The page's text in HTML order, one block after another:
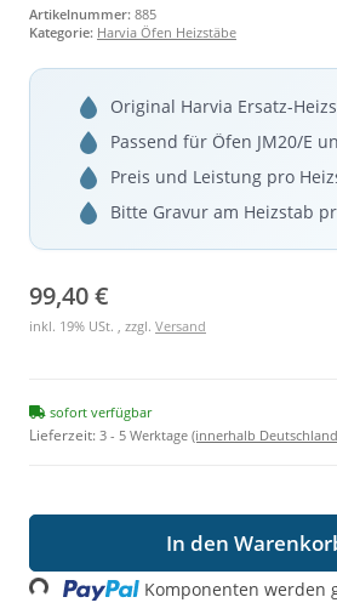
Artikelnummer: 885
Kategorie: Harvia Öfen Heizstäbe
Original Harvia Ersatz-
Passend für Öfen JM20/E
Preis und Leistung pro
Bitte Gravur am Heizstab
99,40 €
inkl. 19% USt. , zzgl. Versand
sofort verfügbar
Lieferzeit: 3 - 5 Werktage (innerhalb
In den
Komponenten werden